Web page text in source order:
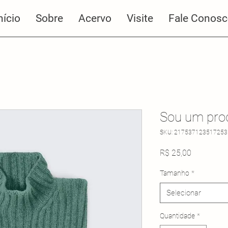
Sobre Acervo Visite Fale
Sou um
SKU: 217537123517253
R$ 25,00
Tamanho *
Selecionar
Quantidade *